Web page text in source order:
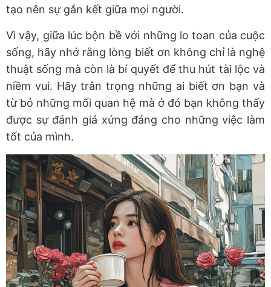
tạo nên sự gắn kết giữa mọi người.
Vì vậy, giữa lúc bộn bề với những lo toan của cuộc
sống, hãy nhớ rằng lòng biết ơn không chỉ là nghệ
thuật sống mà còn là bí quyết để thu hút tài lộc và
niềm vui. Hãy trân trọng những ai biết ơn bạn và
từ bỏ những mối quan hệ mà ở đó bạn không thấy
được sự đánh giá xứng đáng cho những việc làm
tốt của mình.